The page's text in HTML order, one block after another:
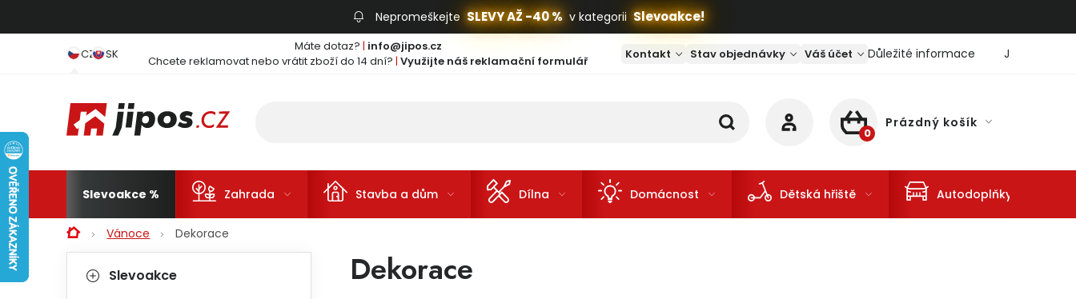
Nepromeškejte SLEVY AŽ -40 % v kategorii Slevoakce!
CZ SK Máte dotaz? | info@jipos.cz
Chcete reklamovat nebo vrátit zboží do 14 dní? | Využijte náš reklamační formulář Kontakt Stav objednávky Váš účet Důležité informace Jaký je
NÁKUPNÍ KOŠÍK
Prázdný košík
Slevoakce Zahrada Stavba a dům Dílna Domácnost Dětská hřiště Autodoplňky
DomůVánoce Dekorace
Postranní panel
Kategorie
Slevoakce Dekorace